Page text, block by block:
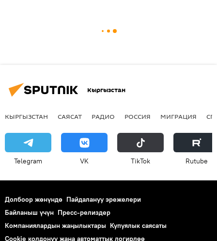
Кыргызстан
КЫРГЫЗСТАН САЯСАТ РАДИО РОССИЯ МИГРАЦИЯ
Telegram VK ТikТоk Rutube
Долбоор жөнүндө Пайдалануу эрежелери
Байланыш үчүн Пресс-релиздер
Компаниялардын жаңылыктары Купуялык саясаты
Cookie колдонуу жана автоматтык логирлөө